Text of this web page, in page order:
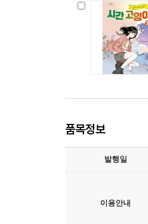
품목정보
발행일
이용안내